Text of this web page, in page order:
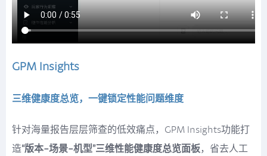
GPM Insights
三维健康度总览，一键锁定性能问题维度
针对海量报告层层筛查的低效痛点，GPM Insights功能打
造“版本-场景-机型”三维性能健康度总览面板，省去人工